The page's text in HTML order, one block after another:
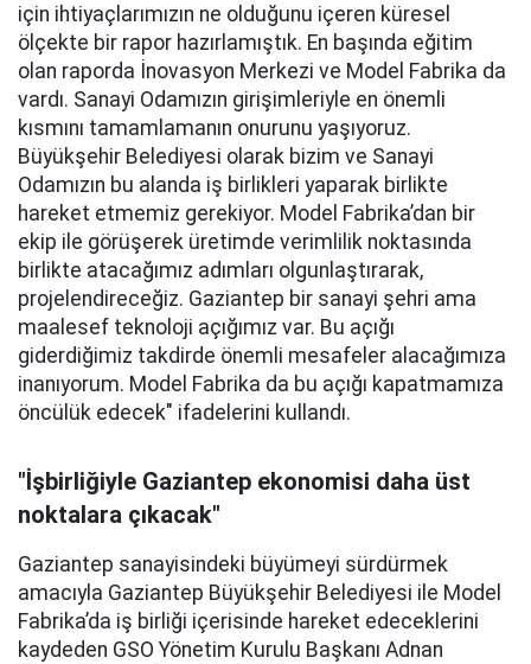
için ihtiyaçlarımızın ne olduğunu içeren küresel
ölçekte bir rapor hazırlamıştık. En başında eğitim
olan raporda İnovasyon Merkezi ve Model Fabrika da
vardı. Sanayi Odamızın girişimleriyle en önemli
kısmını tamamlamanın onurunu yaşıyoruz.
Büyükşehir Belediyesi olarak bizim ve Sanayi
Odamızın bu alanda iş birlikleri yaparak birlikte
hareket etmemiz gerekiyor. Model Fabrika’dan bir
ekip ile görüşerek üretimde verimlilik noktasında
birlikte atacağımız adımları olgunlaştırarak,
projelendireceğiz. Gaziantep bir sanayi şehri ama
maalesef teknoloji açığımız var. Bu açığı
giderdiğimiz takdirde önemli mesafeler alacağımıza
inanıyorum. Model Fabrika da bu açığı kapatmamıza
öncülük edecek" ifadelerini kullandı.
"İşbirliğiyle Gaziantep ekonomisi daha üst
noktalara çıkacak"
Gaziantep sanayisindeki büyümeyi sürdürmek
amacıyla Gaziantep Büyükşehir Belediyesi ile Model
Fabrika’da iş birliği içerisinde hareket edeceklerini
kaydeden GSO Yönetim Kurulu Başkanı Adnan